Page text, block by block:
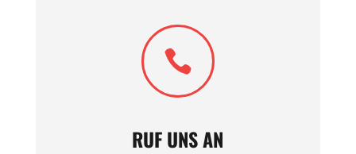

RUF UNS AN